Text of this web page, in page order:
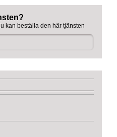
kan beställa den här tjänsten